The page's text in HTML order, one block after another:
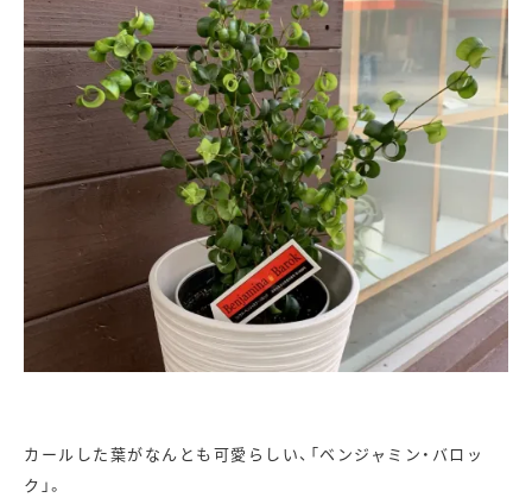
カールした葉がなんとも可愛らしい、「ベンジャミン・バロッ
ク」。